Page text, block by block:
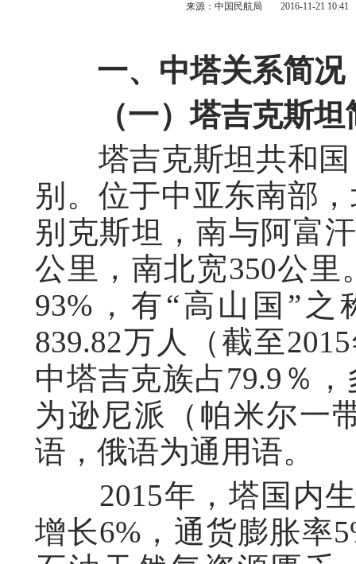
来源：中国民航局 2016-11-21 10:41
一、中塔关系简况
（一）塔吉克斯坦
塔吉克斯坦共和国
别。位于中亚东南部
别克斯坦，南与阿富
公里，南北宽350公
93%，有“高山国”之
839.82万人（截至
中塔吉克族占79.9％
为逊尼派（帕米尔一
语，俄语为通用语。
2015年，塔国内生
增长6%，通货膨胀率